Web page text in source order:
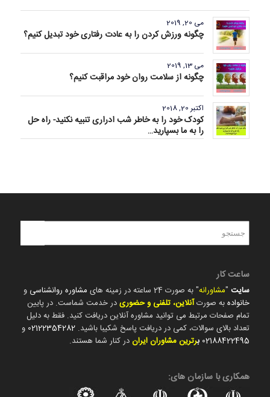
می 20, 2019
چگونه ورزش کردن را به عادت رفتاری خود تبدیل کنیم؟
می 13, 2019
چگونه از سلامت روان خود مراقبت کنیم؟
اکتبر 20, 2018
کودک خود را به خاطر شب ادراری تنبیه نکنید- راه حل
را به ما بسپارید…
ساعت کار
سایت"مشاورانه" به صورت 24 ساعته در زمینه های مشاوره روانشناسی و
خانوادهبه صورتآنلاین، تلفنی و حضوریدر خدمت شماست. در پایین
تمام صفحات مرتبط می توانید مشاوره آنلاین دریافت کنید. فقط به دلیل
تعداد بالای سوالات، کمی در دریافت پاسخ شکیبا باشید. 02122354282 و
02188422495 برترین مشاوران ایراندر کنار شما هستند.
همکاری با سازمان های: